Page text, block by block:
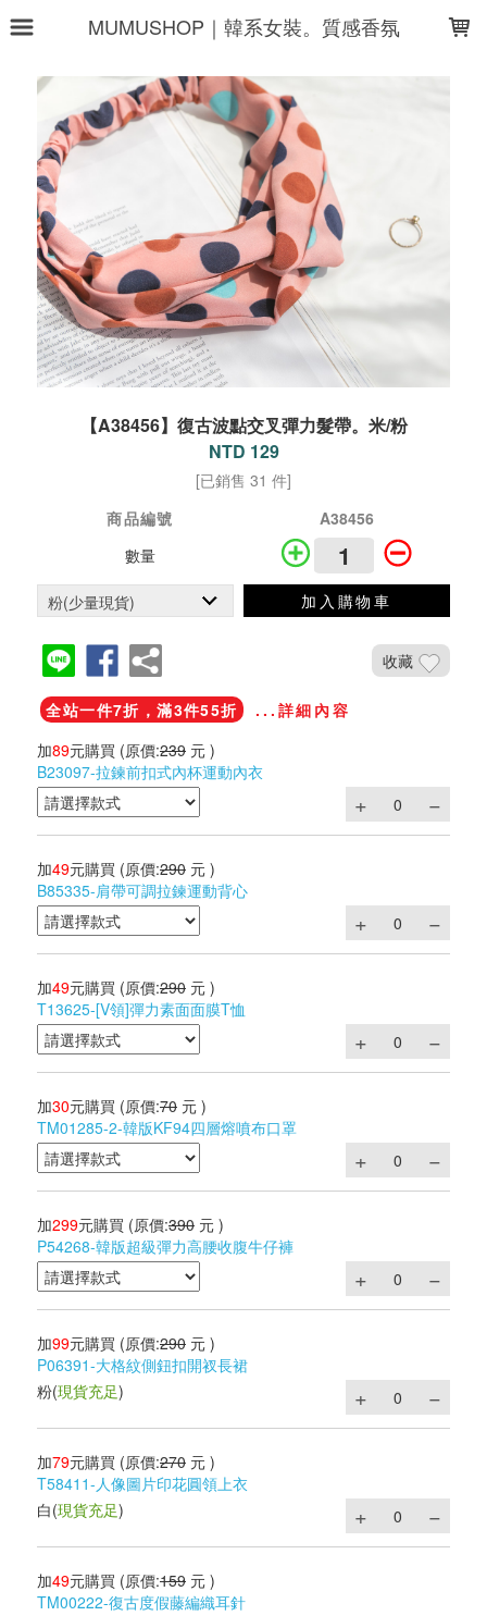
MUMUSHOP｜韓系女裝。質感香氛
【A38456】復古波點交叉彈力髮帶。米/粉
NTD 129
[已銷售 31 件]
商品編號
A38456
數量
加入購物車
收藏
全站一件7折，滿3件55折
...詳細內容
加89元購買 (原價:239 元 )
B23097-拉鍊前扣式內杯運動內衣
加49元購買 (原價:290 元 )
B85335-肩帶可調拉鍊運動背心
加49元購買 (原價:290 元 )
T13625-[V領]彈力素面面膜T恤
加30元購買 (原價:70 元 )
TM01285-2-韓版KF94四層熔噴布口罩
加299元購買 (原價:390 元 )
P54268-韓版超級彈力高腰收腹牛仔褲
加99元購買 (原價:290 元 )
P06391-大格紋側鈕扣開衩長裙
粉(現貨充足)
加79元購買 (原價:270 元 )
T58411-人像圖片印花圓領上衣
白(現貨充足)
加49元購買 (原價:159 元 )
TM00222-復古度假藤編織耳針